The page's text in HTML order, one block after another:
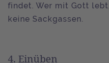
findet. Wer mit Gott
keine Sackgassen.
4. Einüben